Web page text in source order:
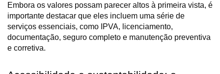
Embora os valores possam parecer altos à primeira vista, é
importante destacar que eles incluem uma série de
serviços essenciais, como IPVA, licenciamento,
documentação, seguro completo e manutenção preventiva
e corretiva.